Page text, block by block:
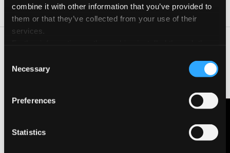
combine it with other information that you’ve provided to
them or that they’ve collected from your use of their
services.
Selection
Necessary
Preferences
Statistics
14 Set 2024 09:30-12:30, 15:00-18:00
Viola Melis
Manga+Fumetto under 14 (6-13 anni): Marta Cardia e Viola
Scorci di Venezia ad acquerello: con Stefano Obino ( adulti )
Illustrazione con acquerelli e matite colorate: con Ilenia Loddo
Contattaci